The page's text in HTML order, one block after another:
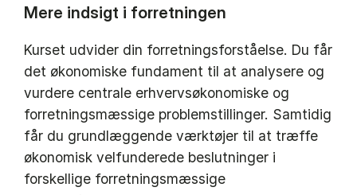
Mere indsigt i forretningen
Kurset udvider din forretningsforståelse. Du får
det økonomiske fundament til at analysere og
vurdere centrale erhvervsøkonomiske og
forretningsmæssige problemstillinger. Samtidig
får du grundlæggende værktøjer til at træffe
økonomisk velfunderede beslutninger i
forskellige forretningsmæssige